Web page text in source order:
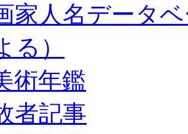
家人名データ
る）
術年鑑
者記事